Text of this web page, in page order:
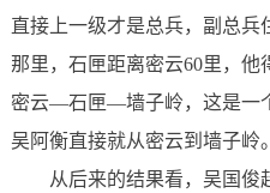
直接上一级才是总兵，副总兵
那里，石匣距离密云60里，他
密云—石匣—墙子岭，这是一
吴阿衡直接就从密云到墙子岭。
从后来的结果看，吴国俊